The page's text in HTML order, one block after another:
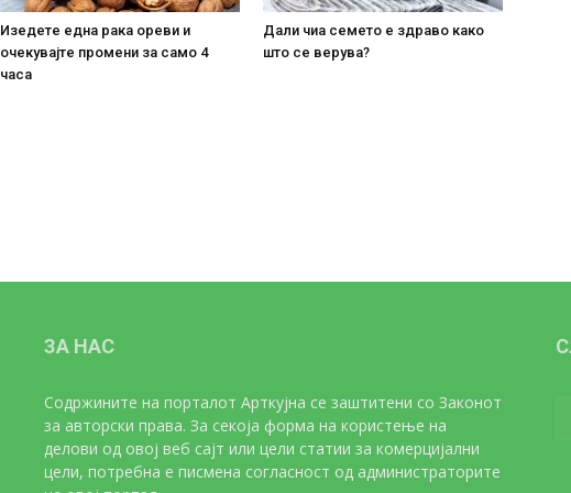
Изедете една рака ореви и
очекувајте промени за само 4
часа
Дали чиа семето е здраво како
што се верува?
ЗА НАС
Содржините на порталот Арткујна се заштитени со Законот
за авторски права. За секоја форма на користење на
делови од овој веб сајт или цели статии за комерцијални
цели, потребна е писмена согласност од администраторите